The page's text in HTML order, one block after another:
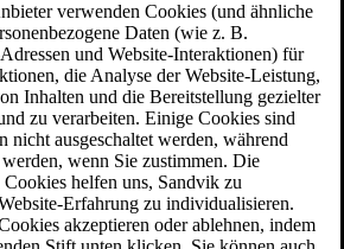
verwenden Cookies (und ähnliche
Daten (wie z. B.
und Website-Interaktionen) für
die Analyse der Website-Leistung,
Inhalten und die Bereitstellung gezielter
zu verarbeiten. Einige Cookies sind
nicht ausgeschaltet werden, während
wenn Sie zustimmen. Die
Cookies helfen uns, Sandvik zu
Erfahrung zu individualisieren.
akzeptieren oder ablehnen, indem